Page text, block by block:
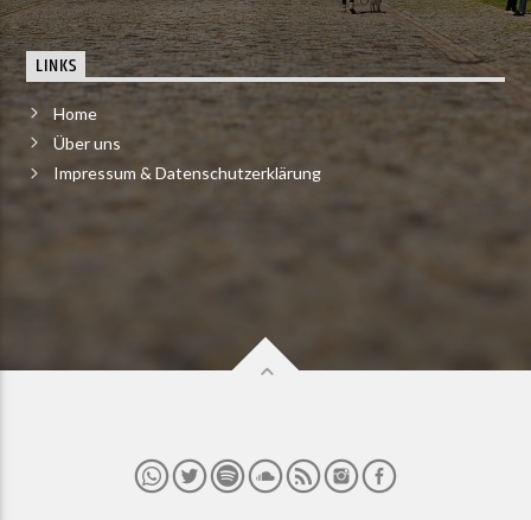
LINKS
Home
Über uns
Impressum & Datenschutzerklärung